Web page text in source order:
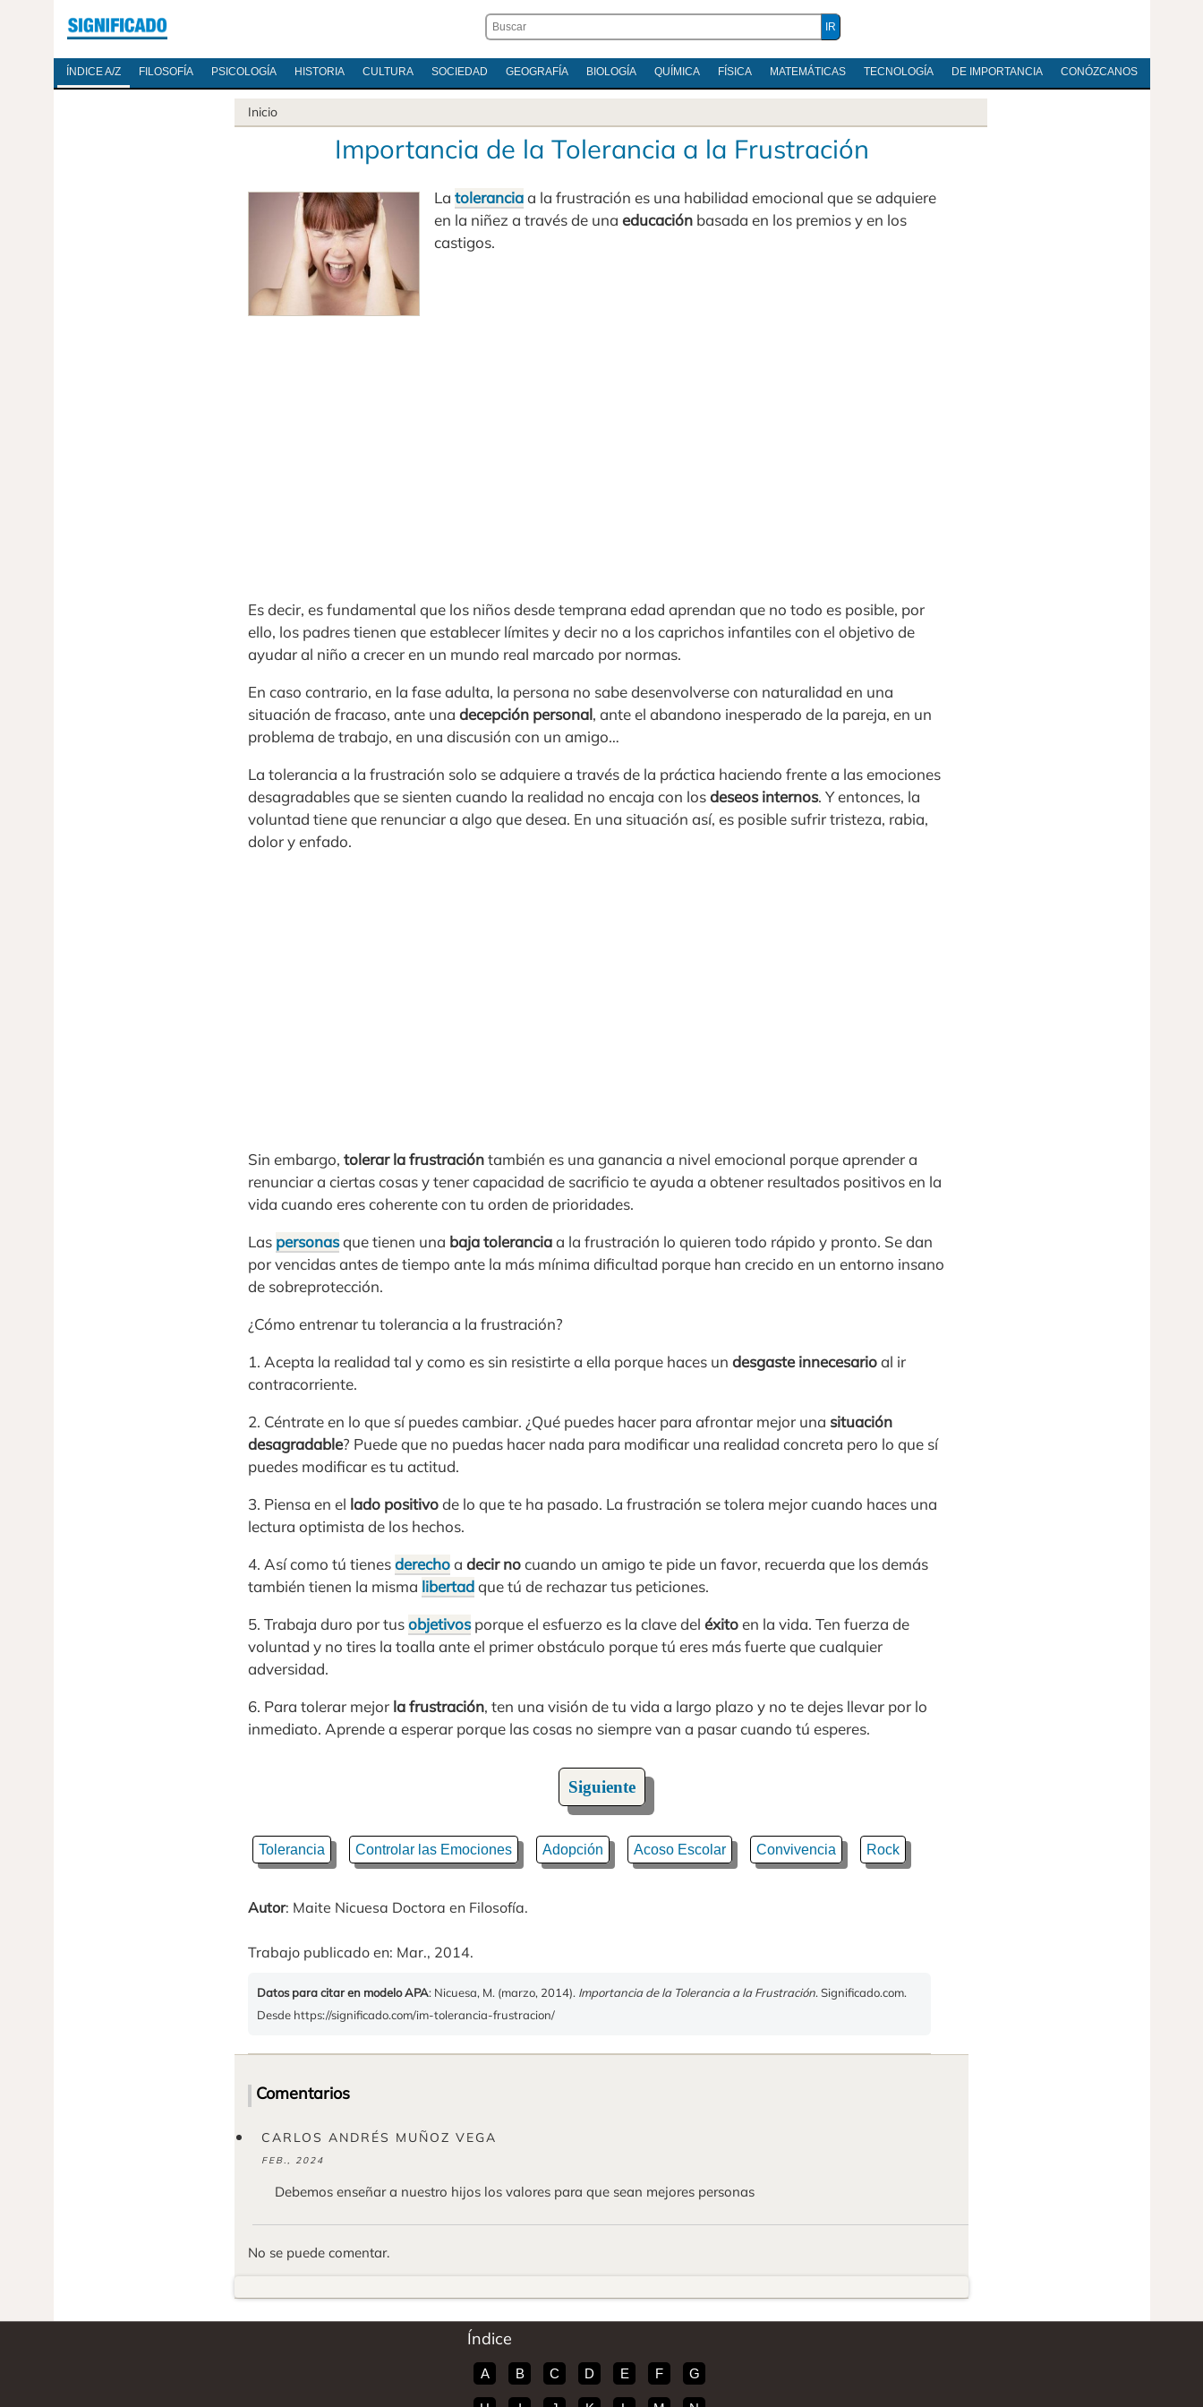
ÍNDICE A/Z FILOSOFÍA PSICOLOGÍA HISTORIA CULTURA SOCIEDAD GEOGRAFÍA BIOLOGÍA QUÍMICA FÍSICA MATEMÁTICAS TECNOLOGÍA DE IMPORTANCIA CONÓZCANOS
Inicio
Importancia de la Tolerancia a la Frustración
La toleranciaa la frustración es una habilidad emocional que se adquiere
en la niñez a través de una educación basada en los premios y en los
castigos.
Es decir, es fundamental que los niños desde temprana edad aprendan que no todo es posible, por
ello, los padres tienen que establecer límites y decir no a los caprichos infantiles con el objetivo de
ayudar al niño a crecer en un mundo real marcado por normas.
En caso contrario, en la fase adulta, la persona no sabe desenvolverse con naturalidad en una
situación de fracaso, ante una decepción personal, ante el abandono inesperado de la pareja, en un
problema de trabajo, en una discusión con un amigo…
La tolerancia a la frustración solo se adquiere a través de la práctica haciendo frente a las emociones
desagradables que se sienten cuando la realidad no encaja con losdeseos internos. Y entonces, la
voluntad tiene que renunciar a algo que desea. En una situación así, es posible sufrir tristeza, rabia,
dolor y enfado.
Sin embargo, tolerar la frustracióntambién es una ganancia a nivel emocional porque aprender a
renunciar a ciertas cosas y tener capacidad de sacrificio te ayuda a obtener resultados positivos en la
vida cuando eres coherente con tu orden de prioridades.
Las personasque tienen una baja toleranciaa la frustración lo quieren todo rápido y pronto. Se dan
por vencidas antes de tiempo ante la más mínima dificultad porque han crecido en un entorno insano
de sobreprotección.
¿Cómo entrenar tu tolerancia a la frustración?
1. Acepta la realidad tal y como es sin resistirte a ella porque haces un desgaste innecesarioal ir
contracorriente.
2. Céntrate en lo que sí puedes cambiar. ¿Qué puedes hacer para afrontar mejor una situación
desagradable? Puede que no puedas hacer nada para modificar una realidad concreta pero lo que sí
puedes modificar es tu actitud.
3. Piensa en el lado positivode lo que te ha pasado. La frustración se tolera mejor cuando haces una
lectura optimista de los hechos.
4. Así como tú tienesderechoa decir nocuando un amigo te pide un favor, recuerda que los demás
también tienen la misma libertadque tú de rechazar tus peticiones.
5. Trabaja duro por tusobjetivosporque el esfuerzo es la clave del éxitoen la vida. Ten fuerza de
voluntad y no tires la toalla ante el primer obstáculo porque tú eres más fuerte que cualquier
adversidad.
6. Para tolerar mejor la frustración, ten una visión de tu vida a largo plazo y no te dejes llevar por lo
inmediato. Aprende a esperar porque las cosas no siempre van a pasar cuando tú esperes.
Siguiente
Tolerancia Controlar las Emociones Adopción Acoso Escolar Convivencia Rock
Autor: Maite Nicuesa Doctora en Filosofía.
Trabajo publicado en: Mar., 2014.
Datos para citar en modelo APA: Nicuesa, M. (marzo, 2014). Importancia de la Tolerancia a la Frustración. Significado.com.
Desde https://significado.com/im-tolerancia-frustracion/
Comentarios
CARLOS ANDRÉS MUÑOZ VEGA
FEB., 2024
Debemos enseñar a nuestro hijos los valores para que sean mejores personas
No se puede comentar.
Índice
A B C D E F G